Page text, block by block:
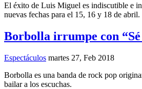
El éxito de Luis Miguel es indiscutible e
nuevas fechas para el 15, 16 y 18 de abril.
Borbolla irrumpe con “Sé
Espectáculos martes 27, Feb 2018
Borbolla es una banda de rock pop
bailar a los escuchas.